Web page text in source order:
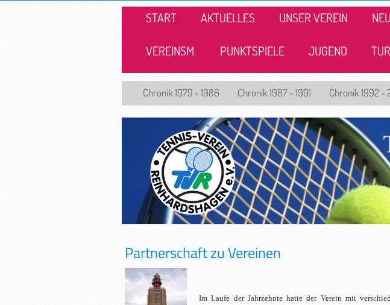
START AKTUELLES UNSER VEREIN
VEREINSM. PUNKTSPIELE JUGEND
Chronik 1979 - 1986 Chronik 1987 - 1991 Chronik 1992 -
Partnerschaft zu Vereinen
Im Laufe der Jahrzehnte hatte der Verein mit